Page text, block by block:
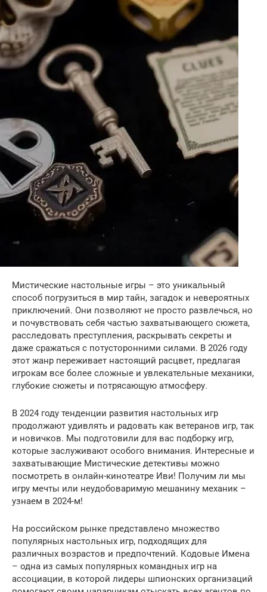
Мистические настольные игры – это уникальный
способ погрузиться в мир тайн, загадок и невероятных
приключений. Они позволяют не просто развлечься, но
и почувствовать себя частью захватывающего сюжета,
расследовать преступления, раскрывать секреты и
даже сражаться с потусторонними силами. В 2026 году
этот жанр переживает настоящий расцвет, предлагая
игрокам все более сложные и увлекательные механики,
глубокие сюжеты и потрясающую атмосферу.
В 2024 году тенденции развития настольных игр
продолжают удивлять и радовать как ветеранов игр, так
и новичков. Мы подготовили для вас подборку игр,
которые заслуживают особого внимания. Интересные и
захватывающие Мистические детективы можно
посмотреть в онлайн-кинотеатре Иви! Получим ли мы
игру мечты или неудобоваримую мешанину механик –
узнаем в 2024-м!
На российском рынке представлено множество
популярных настольных игр, подходящих для
различных возрастов и предпочтений. Кодовые Имена
– одна из самых популярных командных игр на
ассоциации, в которой лидеры шпионских организаций